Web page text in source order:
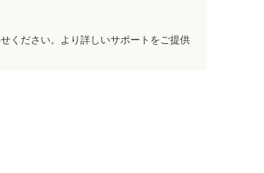
ください。より詳しいサポートをご提供